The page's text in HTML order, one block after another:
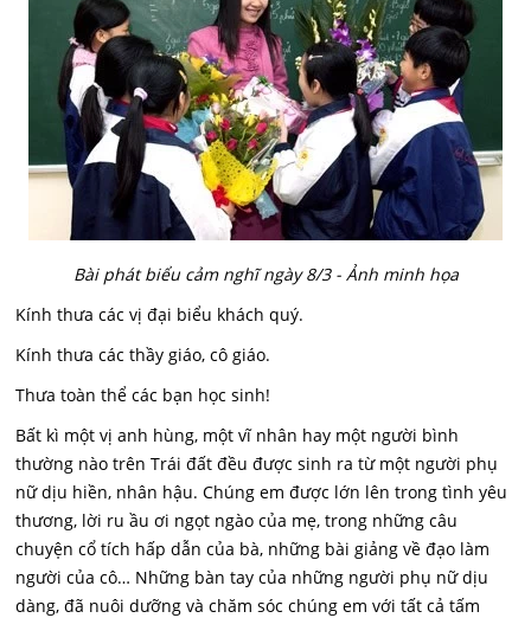
Bài phát biểu cảm nghĩ ngày 8/3 - Ảnh minh họa
Kính thưa các vị đại biểu khách quý.
Kính thưa các thầy giáo, cô giáo.
Thưa toàn thể các bạn học sinh!
Bất kì một vị anh hùng, một vĩ nhân hay một người bình
thường nào trên Trái đất đều được sinh ra từ một người phụ
nữ dịu hiền, nhân hậu. Chúng em được lớn lên trong tình yêu
thương, lời ru ầu ơi ngọt ngào của mẹ, trong những câu
chuyện cổ tích hấp dẫn của bà, những bài giảng về đạo làm
người của cô… Những bàn tay của những người phụ nữ dịu
dàng, đã nuôi dưỡng và chăm sóc chúng em với tất cả tấm